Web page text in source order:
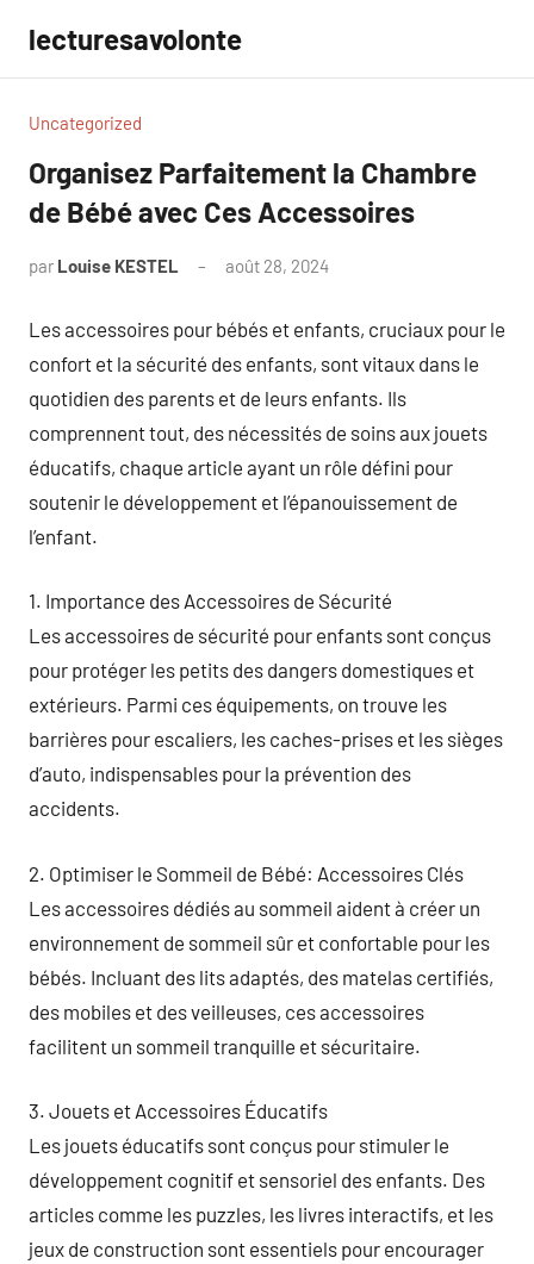
contenu
lecturesavolonte
Uncategorized
Organisez Parfaitement la Chambre
de Bébé avec Ces Accessoires
par Louise KESTEL août 28, 2024
Les accessoires pour bébés et enfants, cruciaux pour le
confort et la sécurité des enfants, sont vitaux dans le
quotidien des parents et de leurs enfants. Ils
comprennent tout, des nécessités de soins aux jouets
éducatifs, chaque article ayant un rôle défini pour
soutenir le développement et l’épanouissement de
l’enfant.
1. Importance des Accessoires de Sécurité
Les accessoires de sécurité pour enfants sont conçus
pour protéger les petits des dangers domestiques et
extérieurs. Parmi ces équipements, on trouve les
barrières pour escaliers, les caches-prises et les sièges
d’auto, indispensables pour la prévention des
accidents.
2. Optimiser le Sommeil de Bébé: Accessoires Clés
Les accessoires dédiés au sommeil aident à créer un
environnement de sommeil sûr et confortable pour les
bébés. Incluant des lits adaptés, des matelas certifiés,
des mobiles et des veilleuses, ces accessoires
facilitent un sommeil tranquille et sécuritaire.
3. Jouets et Accessoires Éducatifs
Les jouets éducatifs sont conçus pour stimuler le
développement cognitif et sensoriel des enfants. Des
articles comme les puzzles, les livres interactifs, et les
jeux de construction sont essentiels pour encourager